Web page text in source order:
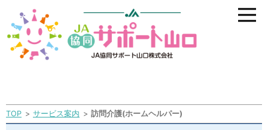
TOP サービス案内 訪問介護(ホームヘルパー)